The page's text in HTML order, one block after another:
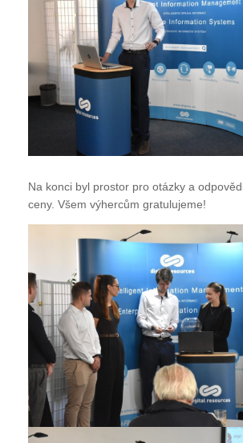
Na konci byl prostor pro otázky a
ceny. Všem výhercům gratulujeme!